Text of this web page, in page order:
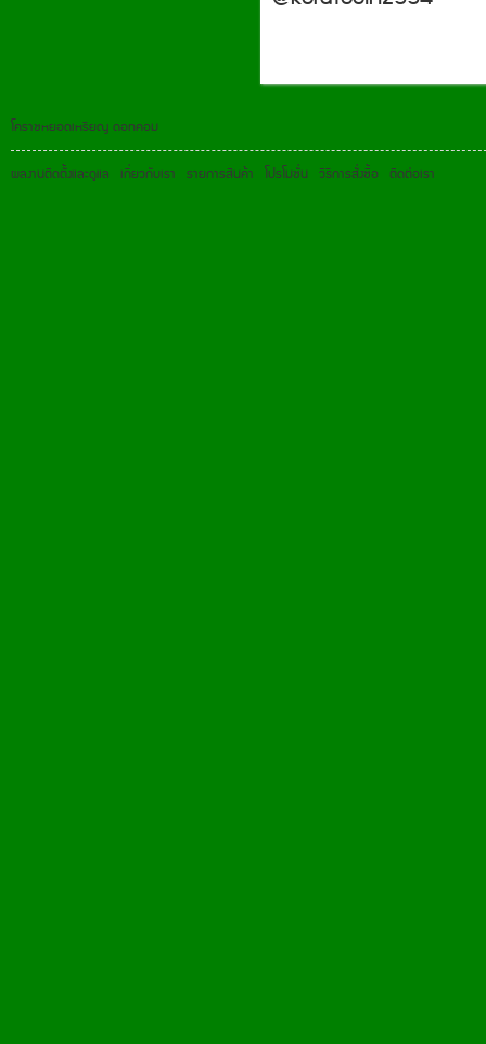
โคราชหยอดเหรียญ ดอทคอม
ผลงานติดตั้งและดูแล เกี่ยวกับเรา รายการสินค้า โปรโมชั่น วิธีการสั่งซื้อ ติดต่อเรา